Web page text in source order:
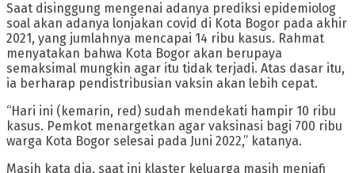
Saat disinggung mengenai adanya prediksi epidemiolog
soal akan adanya lonjakan covid di Kota Bogor pada akhir
2021, yang jumlahnya mencapai 14 ribu kasus. Rahmat
menyatakan bahwa Kota Bogor akan berupaya
semaksimal mungkin agar itu tidak terjadi. Atas dasar itu,
ia berharap pendistribusian vaksin akan lebih cepat.
“Hari ini (kemarin, red) sudah mendekati hampir 10 ribu
kasus. Pemkot menargetkan agar vaksinasi bagi 700 ribu
warga Kota Bogor selesai pada Juni 2022,” katanya.
Masih kata dia, saat ini klaster keluarga masih menjafi